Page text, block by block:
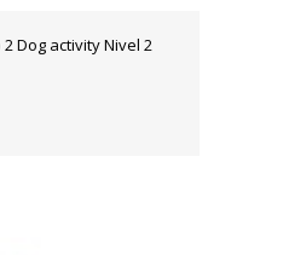
Dog activity Nivel 2